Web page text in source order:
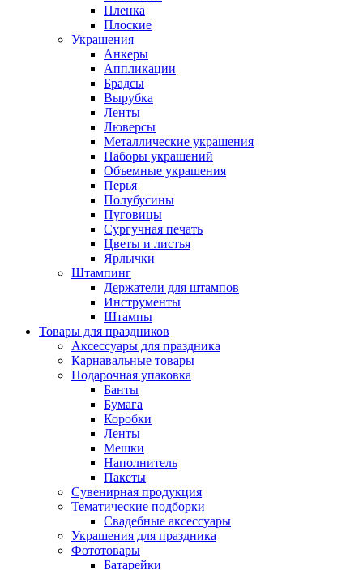
Пленка
Плоские
Украшения
Анкеры
Аппликации
Брадсы
Вырубка
Ленты
Люверсы
Металлические украшения
Наборы украшений
Объемные украшения
Перья
Полубусины
Пуговицы
Сургучная печать
Цветы и листья
Ярлычки
Штампинг
Держатели для штампов
Инструменты
Штампы
Товары для праздников
Аксессуары для праздника
Карнавальные товары
Подарочная упаковка
Банты
Бумага
Коробки
Ленты
Мешки
Наполнитель
Пакеты
Сувенирная продукция
Тематические подборки
Свадебные аксессуары
Украшения для праздника
Фототовары
Батарейки